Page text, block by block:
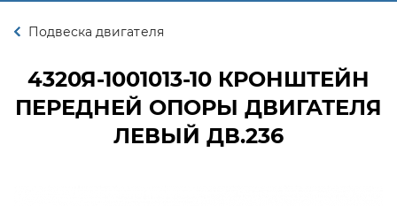
Подвеска двигателя
4320Я-1001013-10 КРОНШТЕЙН
ПЕРЕДНЕЙ ОПОРЫ ДВИГАТЕЛЯ
ЛЕВЫЙ ДВ.236